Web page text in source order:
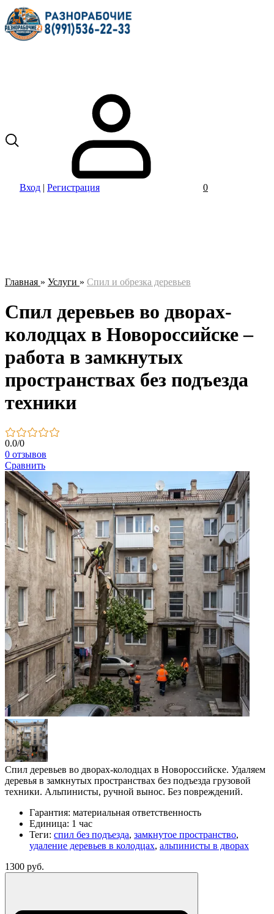
Вход | Регистрация 0
Главная » Услуги » Спил и обрезка деревьев
Спил деревьев во дворах-
колодцах в Новороссийске –
работа в замкнутых
пространствах без подъезда
техники
0.0/0
0 отзывов
Сравнить
Спил деревьев во дворах-колодцах в Новороссийске. Удаляем
деревья в замкнутых пространствах без подъезда грузовой
техники. Альпинисты, ручной вынос. Без повреждений.
Гарантия: материальная ответственность
Единица: 1 час
Теги: спил без подъезда, замкнутое пространство,
удаление деревьев в колодцах, альпинисты в дворах
1300 руб.